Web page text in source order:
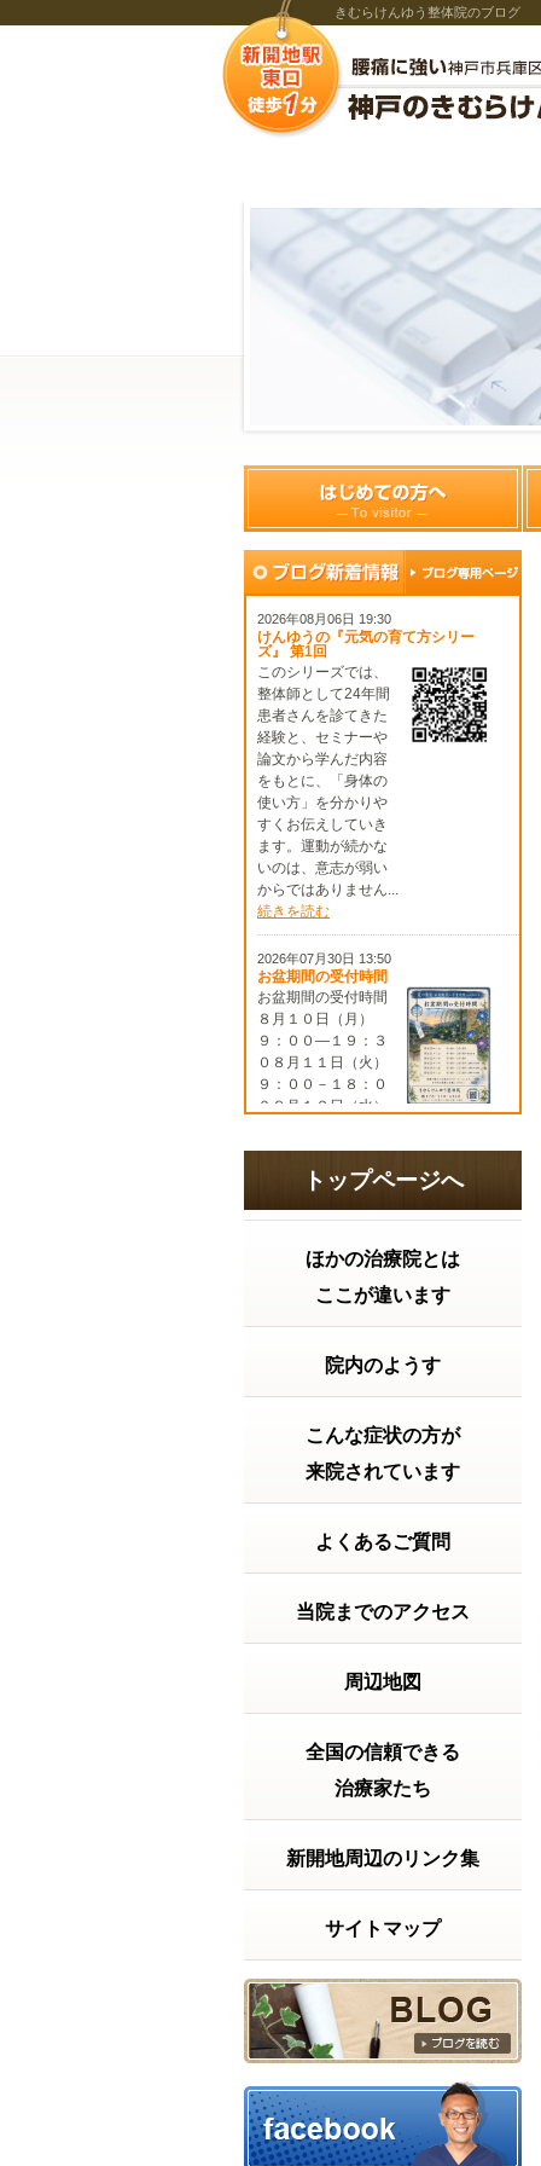
きむらけんゆう整体院のブログ
2026年08月06日 19:30
けんゆうの『元気の育て方シリー
ズ』 第1回
このシリーズでは、
整体師として24年間
患者さんを診てきた
経験と、セミナーや
論文から学んだ内容
をもとに、「身体の
使い方」を分かりや
すくお伝えしていき
ます。運動が続かな
いのは、意志が弱い
からではありません...
続きを読む
2026年07月30日 13:50
お盆期間の受付時間
お盆期間の受付時間
８月１０日（月）
９：００―１９：３
０８月１１日（火）
９：００－１８：０
０８月１２日（水）
０８月１３日（木）
９：００－１８：０
０８月１４日（金）
９：００－１７：０
2026年07月21日 16:06
胃腸の調子はどうですか？ 2026
っておきたい！実は
大切な『夏の土用」
の過ごし方。こんに
ちは。きむらけんゆ
う整体院です。毎日
暑い日が続いていま
「食欲がない」 「胃
が重い」 「寝て... 続
きを読む
2026年07月15日 12:15
2026年7月20日の受付時間
（月）は 祝日ですが9
お願い致します。～
～～～～～～～～～
う整体院〒６５２－
に・・・
【実話】ベッドから
立ち上がるのに、15
分以上かかっていた
話「もう、この痛み
とは一生付き合って
いくしかないんか
な……」もし、あな
たが今そんな風に諦
トップページへ
ほかの治療院とは
ここが違います
院内のようす
こんな症状の方が
来院されています
よくあるご質問
当院までのアクセス
周辺地図
全国の信頼できる
治療家たち
新開地周辺のリンク集
サイトマップ